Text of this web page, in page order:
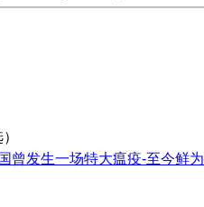
曾发生一场特大瘟疫-至今鲜